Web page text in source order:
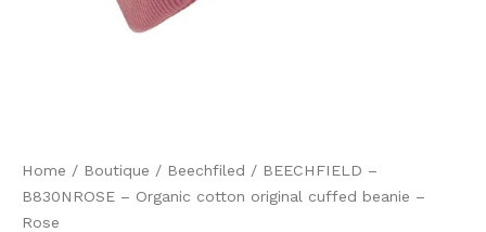
Home / Boutique / Beechfiled / BEECHFIELD –
B830NROSE – Organic cotton original cuffed beanie –
Rose